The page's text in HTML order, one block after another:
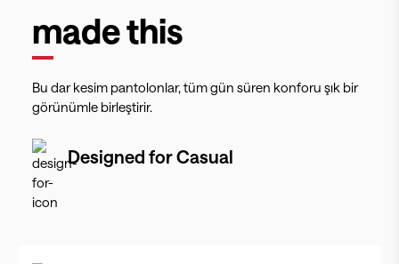
made this
Bu dar kesim pantolonlar, tüm gün süren konforu şık bir
görünümle birleştirir.
Designed forCasual